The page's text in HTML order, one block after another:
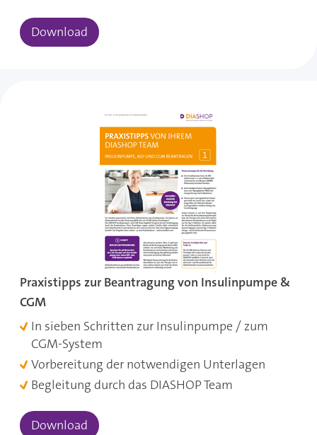
Download
Praxistipps zur Beantragung von Insulinpumpe &
CGM
In sieben Schritten zur Insulinpumpe / zum
CGM-System
Vorbereitung der notwendigen Unterlagen
Begleitung durch das DIASHOP Team
Download